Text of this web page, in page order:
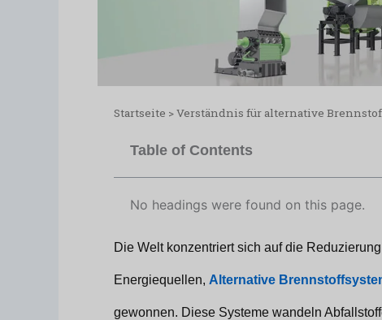
Startseite >Verständnis für alternative
Table of Contents
No headings were found on this page.
Die Welt konzentriert sich auf die
Energiequellen, Alternative
gewonnen. Diese Systeme wandeln